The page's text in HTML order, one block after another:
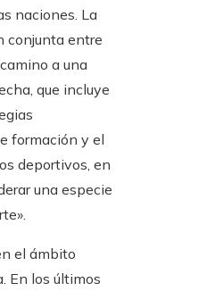
naciones. La
conjunta entre
a una
que incluye
formación y el
deportivos, en
una especie
el ámbito
En los últimos